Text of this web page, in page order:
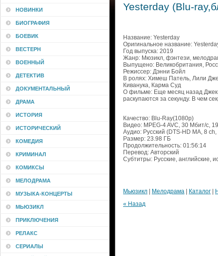
НОВИНКИ
БИОГРАФИЯ
БОЕВИК
ВЕСТЕРН
ВОЕННЫЙ
ДЕТЕКТИВ
ДОКУМЕНТАЛЬНЫЙ
ДРАМА
ИСТОРИЯ
ИСТОРИЧЕСКИЙ
КОМЕДИЯ
КРИМИНАЛ
КОМИКСЫ
МЕЛОДРАМА
МУЗЫКА-КОНЦЕРТЫ
МЬЮЗИКЛ
ПРИКЛЮЧЕНИЯ
РЕЛАКС
СЕРИАЛЫ
Yesterday (Blu-
Название: Yesterday
Оригинальное название:
Год выпуска: 2019
Жанр: Мюзикл, фэнтези,
Выпущено: Великобритания,
Режиссер: Дэнни Бойл
В ролях: Химеш Патель, Лили
Киванука, Карма Суд
О фильме: Еще месяц назад Джек
раскупаются за секунду. В чем
Качество: Blu-Ray(1080p)
Видео: MPEG-4 AVC, 30 Мбит/с,
Аудио: Русский (DTS-HD MA, 8
Размер: 23.98 ГБ
Продолжительность: 01:56:14
Перевод: Авторский
Субтитры: Русские, английские,
Мьюзикл Мелодрама Каталог
« Назад